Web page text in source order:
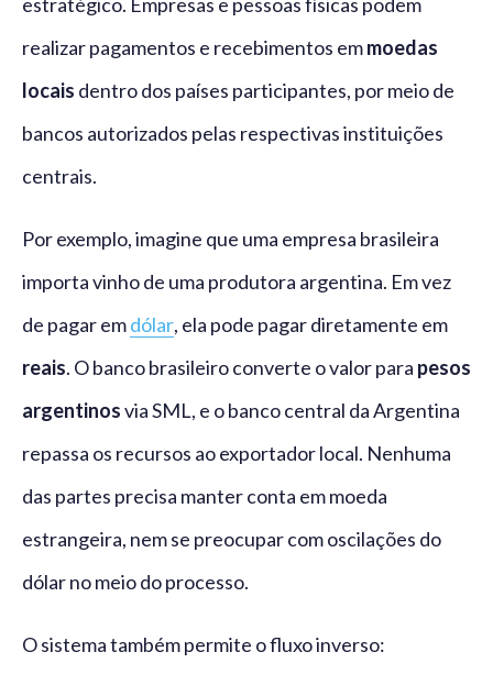
realizar pagamentos e recebimentos emmoedas
locais dentro dos países participantes, por meio de
bancos autorizados pelas respectivas instituições
centrais.
Por exemplo, imagine que uma empresa brasileira
importa vinho de uma produtora argentina. Em vez
de pagar emdólar, ela pode pagar diretamente em
reais. O banco brasileiro converte o valor para pesos
argentinosvia SML, e o banco central da Argentina
repassa os recursos ao exportador local. Nenhuma
das partes precisa manter conta em moeda
estrangeira, nem se preocupar com oscilações do
dólar no meio do processo.
O sistema também permite o fluxo inverso: